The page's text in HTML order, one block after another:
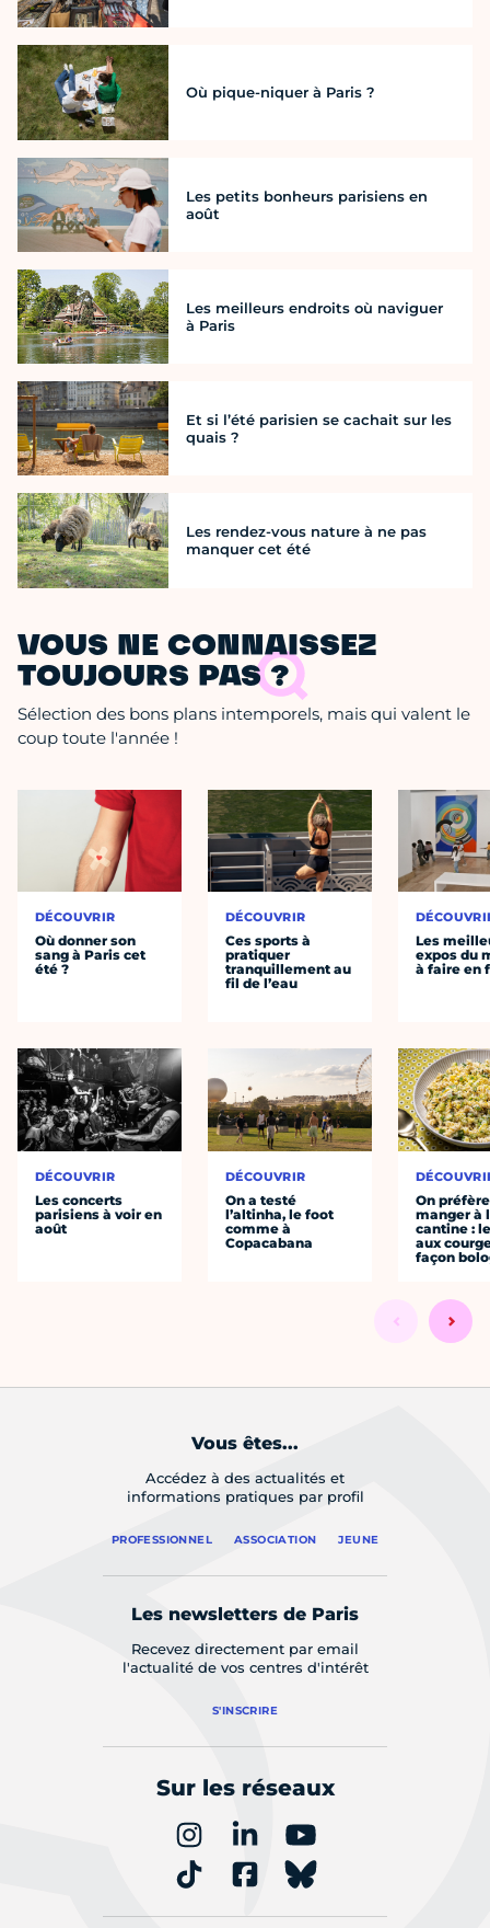
Où pique-niquer à Paris ?
Les petits bonheurs parisiens en
août
Les meilleurs endroits où naviguer
à Paris
Et si l’été parisien se cachait sur les
quais ?
Les rendez-vous nature à ne pas
manquer cet été
VOUS NE CONNAISSEZ
TOUJOURS PAS ?
Sélection des bons plans intemporels, mais qui valent le
coup toute l'année !
DÉCOUVRIR
Où donner son
sang à Paris cet
été ?
DÉCOUVRIR
Les concerts
parisiens à voir en
août
DÉCOUVRIR
Ces sports à
pratiquer
tranquillement au
fil de l’eau
DÉCOUVRIR
On a testé
l’altinha, le foot
comme à
Copacabana
Les
expos du
à faire en
On préfère
manger à
cantine :
aux
façon
Vous êtes...
Accédez à des actualités et
informations pratiques par profil
PROFESSIONNEL ASSOCIATION JEUNE
Les newsletters de Paris
Recevez directement par email
l'actualité de vos centres d'intérêt
S'INSCRIRE
Sur les réseaux